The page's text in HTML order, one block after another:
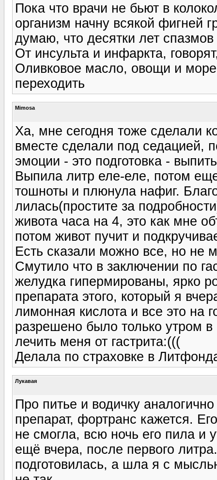
Пока что врачи не бьют в
организм начну всякой фигней
думаю, что десятки лет
От инсульта и инфаркта,
Оливковое масло, овощи и
переходить
Mimosa
Ха, мне сегодня тоже сделали
вместе сделали под седацией,
эмоции - это подготовка -
Выпила литр еле-еле, потом
тошноты и плюнула нафиг.
лилась(простите за
живота часа на 4, это как мне
потом живот пучит и
Есть сказали можно все, но не
Смутило что в заключении по
желудка гипермированы, ярко
препарата этого, который я
лимонная кислота и все это на
разрешено было только утром в
лечить меня от гастрита:(((
Делала по страховке в
Лукавая
Про питье и водичку
препарат, фортранс кажется.
не смогла, всю ночь его пила и
ещё вчера, после первого
подготовилась, а шла я с